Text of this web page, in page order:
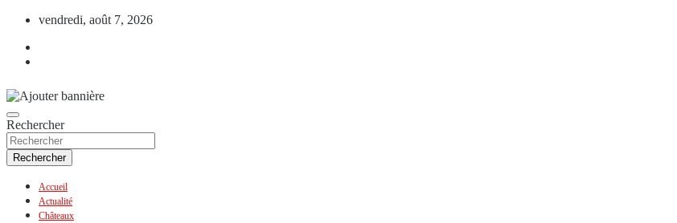
Aller
contenu
vendredi, août 7, 2026
Rechercher
Rechercher
Accueil
Actualité
Châteaux